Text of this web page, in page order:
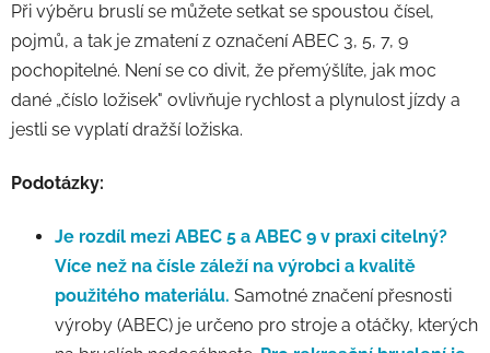
Při výběru bruslí se můžete setkat se spoustou čísel,
pojmů, a tak je zmatení z označení ABEC 3, 5, 7, 9
pochopitelné. Není se co divit, že přemýšlíte, jak moc
dané „číslo ložisek" ovlivňuje rychlost a plynulost jízdy a
jestli se vyplatí dražší ložiska.
Podotázky:
Je rozdíl mezi ABEC 5 a ABEC 9 v praxi citelný?
Více než na čísle záleží na výrobci a kvalitě
použitého materiálu. Samotné značení přesnosti
výroby (ABEC) je určeno pro stroje a otáčky, kterých